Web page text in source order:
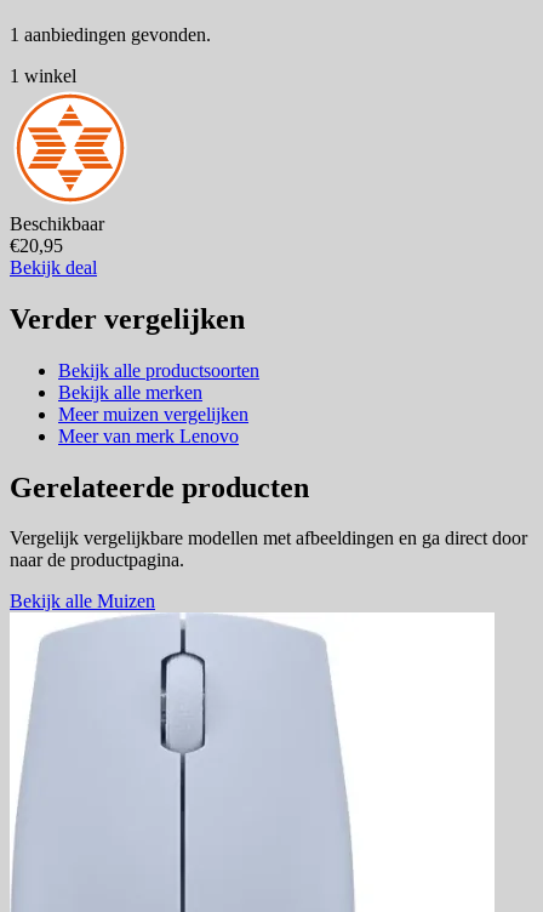
1 aanbiedingen gevonden.
1 winkel
Beschikbaar
€20,95
Bekijk deal
Verder vergelijken
Bekijk alle productsoorten
Bekijk alle merken
Meer muizen vergelijken
Meer van merk Lenovo
Gerelateerde producten
Vergelijk vergelijkbare modellen met afbeeldingen en ga direct door
naar de productpagina.
Bekijk alle Muizen